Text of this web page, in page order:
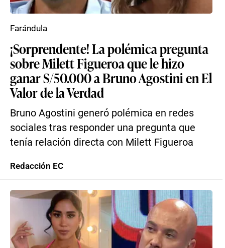
¡Sorprendente! La polémica pregunta
sobre Milett Figueroa que le hizo
ganar S/50.000 a Bruno Agostini en El
Valor de la Verdad
Bruno Agostini generó polémica en redes
sociales tras responder una pregunta que
tenía relación directa con Milett Figueroa
Farándula
Redacción EC